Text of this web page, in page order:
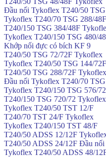
Đầu nối Tykoflex T240/50
Tykoflex T240/70 TSG 288/48F
T240/150 TSG 384/48F
Tykoflex T240/150 TSG 480/
Khớp nối đực có bích KF 9
T240/50 TSG 72/72F Tykoflex
Tykoflex T240/50 TSG 144/72F
T240/50 TSG 288/72F Tykoflex
Đầu nối Tykoflex T240/70
Tykoflex T240/150 TSG 576/
T240/150 TSG 720/72 Tykoflex
Tykoflex T240/50 TST 12/F
T240/70 TST 24/F Tykoflex
Tykoflex T240/150 TST 48/F
T240/50 ADSS 12/12F
T240/50 ADSS 24/12F Đầu
Tykoflex T240/50 ADSS 48/